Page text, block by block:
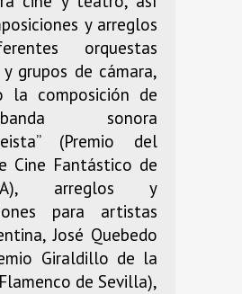
y arreglos
orquestas
grupos de cámara,
la composición de
sonora
(Premio del
Cine Fantástico de
arreglos y
para artistas
José Quebedo
Giraldillo de la
de Sevilla),